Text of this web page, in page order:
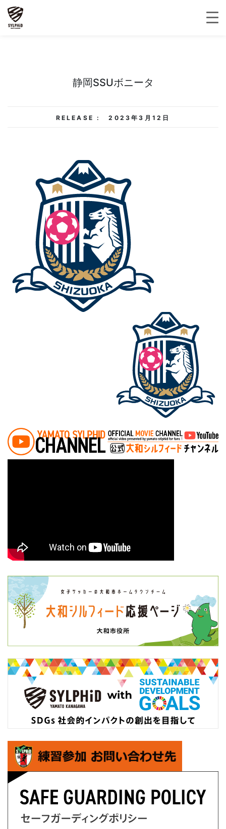
静岡SSUボニータ
RELEASE : 2023年3月12日
投稿ナビゲーション